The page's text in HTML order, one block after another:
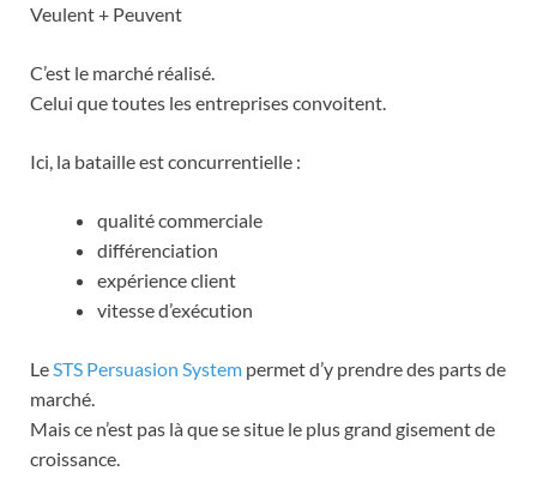
Veulent + Peuvent
C’est le marché réalisé.
Celui que toutes les entreprises convoitent.
Ici, la bataille est concurrentielle :
qualité commerciale
différenciation
expérience client
vitesse d’exécution
Le STS Persuasion System permet d’y prendre des parts de
marché.
Mais ce n’est pas là que se situe le plus grand gisement de
croissance.